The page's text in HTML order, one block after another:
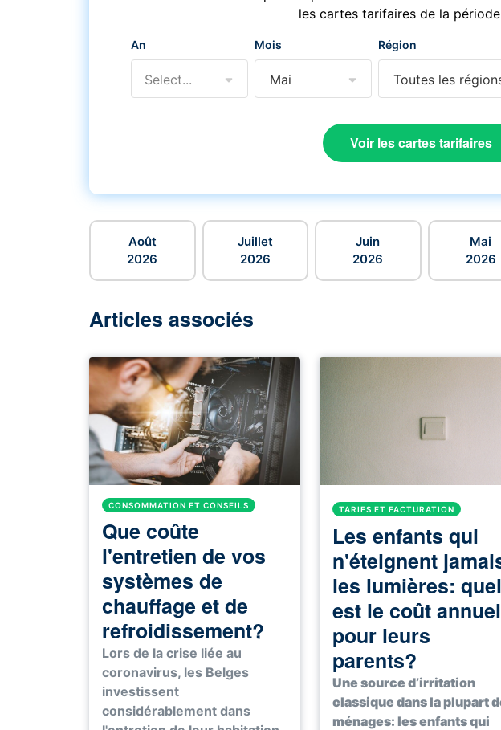
les cartes tarifaires de la
An
Select...
Mois
Mai
Région
Toutes les
Voir les cartes tarifaires
Août
2026
Juillet
2026
Juin
2026
Mai
2026
Articles associés
CONSOMMATION ET CONSEILS
Que coûte
l'entretien de vos
systèmes de
chauffage et de
refroidissement?
Lors de la crise liée au
coronavirus, les Belges
investissent
considérablement dans
TARIFS ET FACTURATION
Les enfants qui
n'éteignent
les lumières: quel
est le coût annuel
pour leurs
parents?
Une source d’irritation
classique dans la plupart
ménages: les enfants qui